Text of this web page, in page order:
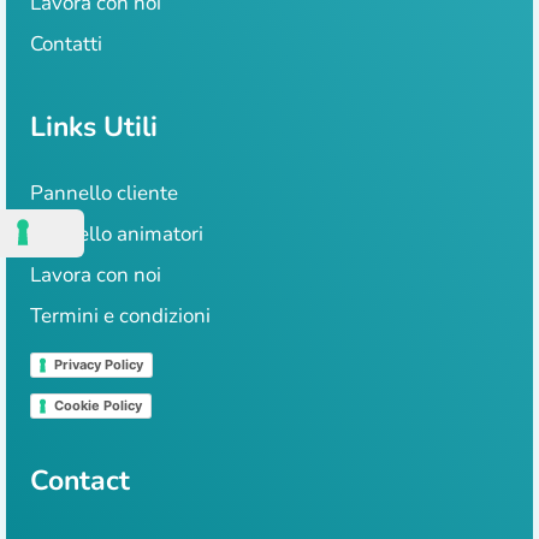
Contatti
Links Utili
Pannello cliente
Pannello animatori
Lavora con noi
Termini e condizioni
Privacy Policy
Cookie Policy
Contact